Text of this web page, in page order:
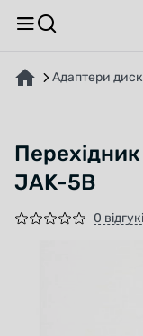
Адаптери
JAK-5B
0
ПРО ТОВАР